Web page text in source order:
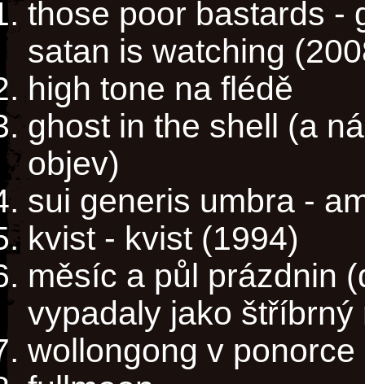
those poor bastards -
satan is watching
high tone na flédě
ghost in the shell (a
objev)
sui generis umbra -
kvist - kvist (1994)
měsíc a půl prázdnin
vypadaly jako štříbrný
wollongong v ponorce